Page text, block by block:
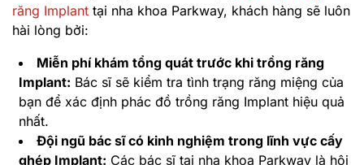
răng Implant tại nha khoa Parkway, khách hàng sẽ luôn
hài lòng bởi:
Miễn phí khám tổng quát trước khi trồng răng
Implant: Bác sĩ sẽ kiểm tra tình trạng răng miệng của
bạn để xác định phác đồ trồng răng Implant hiệu quả
nhất.
Đội ngũ bác sĩ có kinh nghiệm trong lĩnh vực cấy
ghép Implant: Các bác sĩ tại nha khoa Parkway là hội